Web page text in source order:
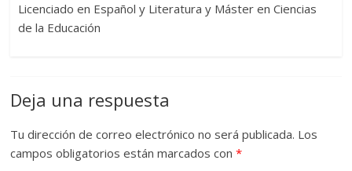
Licenciado en Español y Literatura y Máster en Ciencias
de la Educación
Deja una respuesta
Tu dirección de correo electrónico no será publicada. Los
campos obligatorios están marcados con*